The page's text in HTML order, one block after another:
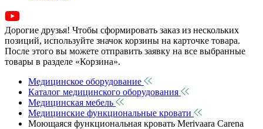
Дорогие друзья! Чтобы сформировать заказ из нескольких
позиций, используйте значок корзины на карточке товара.
После этого вы можете отправить заявку на все выбранные
товары в разделе «Корзина».
Медицинское оборудование
Каталог медицинского оборудования
Медицинская мебель
Медицинские функциональные кровати
Моющаяся функциональная кровать Merivaara Carena